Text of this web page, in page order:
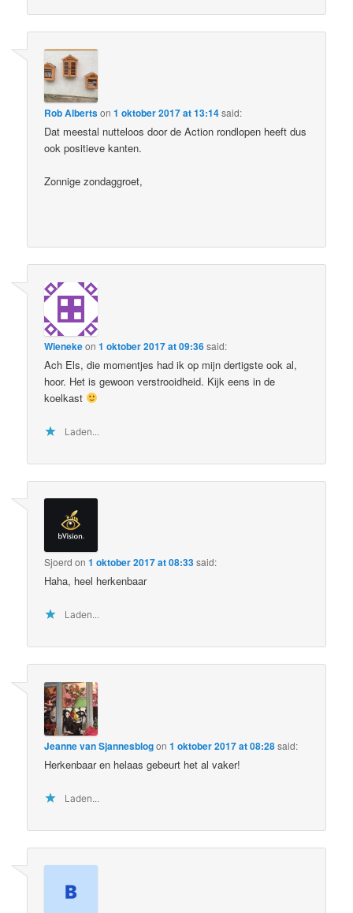
Rob Albertson1 oktober 2017 at 13:14said:
Dat meestal nutteloos door de Action rondlopen heeft dus
ook positieve kanten.
Zonnige zondaggroet,
Wienekeon1 oktober 2017 at 09:36said:
Ach Els, die momentjes had ik op mijn dertigste ook al,
hoor. Het is gewoon verstrooidheid. Kijk eens in de
koelkast
Laden...
Sjoerd on1 oktober 2017 at 08:33said:
Haha, heel herkenbaar
Laden...
Jeanne van Sjannesblogon1 oktober 2017 at 08:28said:
Herkenbaar en helaas gebeurt het al vaker!
Laden...